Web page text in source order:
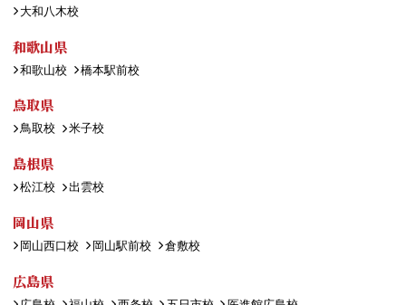
大和八木校
和歌山県
和歌山校 橋本駅前校
鳥取県
鳥取校 米子校
島根県
松江校 出雲校
岡山県
岡山西口校 岡山駅前校 倉敷校
広島県